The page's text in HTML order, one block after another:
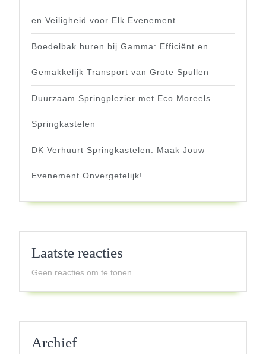
en Veiligheid voor Elk Evenement
Boedelbak huren bij Gamma: Efficiënt en
Gemakkelijk Transport van Grote Spullen
Duurzaam Springplezier met Eco Moreels
Springkastelen
DK Verhuurt Springkastelen: Maak Jouw
Evenement Onvergetelijk!
Laatste reacties
Geen reacties om te tonen.
Archief